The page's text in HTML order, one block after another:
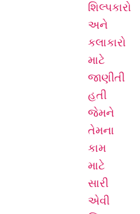
શિલ્પકારો
અને
કલાકારો
માટે
જાણીતી
હતી
જેમને
તેમના
કામ
માટે
સારી
એવી